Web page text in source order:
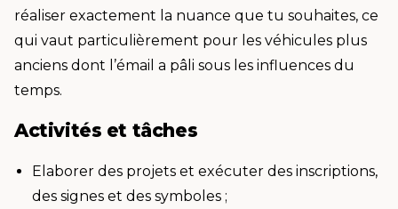
réaliser exactement la nuance que tu souhaites, ce
qui vaut particulièrement pour les véhicules plus
anciens dont l’émail a pâli sous les influences du
temps.
Activités et tâches
Elaborer des projets et exécuter des inscriptions,
des signes et des symboles ;